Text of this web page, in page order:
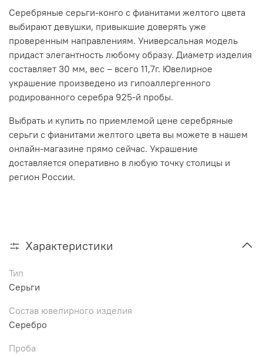
Серебряные серьги-конго с фианитами желтого цвета
выбирают девушки, привыкшие доверять уже
проверенным направлениям. Универсальная модель
придаст элегантность любому образу. Диаметр изделия
составляет 30 мм, вес – всего 11,7г. Ювелирное
украшение произведено из гипоаллергенного
родированного серебра 925-й пробы.
Выбрать и купить по приемлемой цене серебряные
серьги с фианитами желтого цвета вы можете в нашем
онлайн-магазине прямо сейчас. Украшение
доставляется оперативно в любую точку столицы и
регион России.
Характеристики
Тип
Серьги
Состав ювелирного изделия
Серебро
Проба